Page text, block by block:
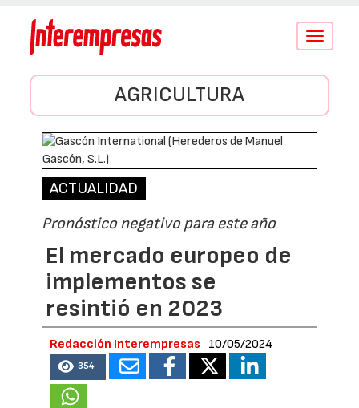
Conmutar
AGRICULTURA
ACTUALIDAD
Pronóstico negativo para este año
El mercado europeo de
implementos se
resintió en 2023
Redacción Interempresas 10/05/2024
354